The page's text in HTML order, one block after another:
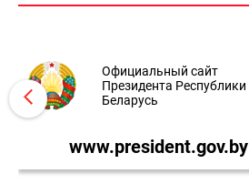
Официальный сайт
Президента Республики
Беларусь
www.president.gov.by